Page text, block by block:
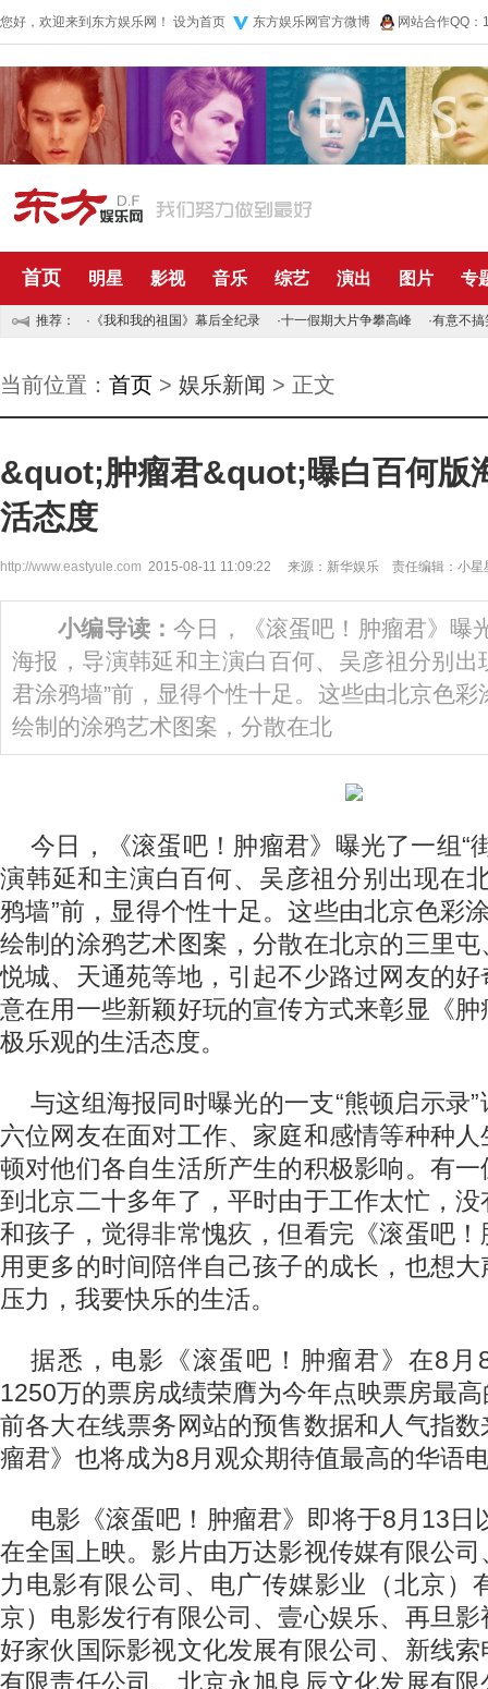
您好，欢迎来到东方娱乐网！ 设为首页 东方娱乐网官方微博 网站合作QQ
首页 明星 影视 音乐 综艺 演出 图片 专
推荐： · 《我和我的祖国》幕后全纪录 ·十一假期大片争攀高峰 ·有意不搞
当前位置： 首页 > 娱乐新闻 > 正文
&quot;肿瘤君&quot;曝白百何版
活态度
http://www.eastyule.com 2015-08-11 11:09:22 来源：新华娱乐 责任编辑：小星
小编导读：今日，《滚蛋吧！肿瘤君》曝
海报，导演韩延和主演白百何、吴彦祖分别出
君涂鸦墙”前，显得个性十足。这些由北京色
绘制的涂鸦艺术图案，分散在北
今日，《滚蛋吧！肿瘤君》曝光了一组“
演韩延和主演白百何、吴彦祖分别出现在
鸦墙”前，显得个性十足。这些由北京色彩
绘制的涂鸦艺术图案，分散在北京的三里
悦城、天通苑等地，引起不少路过网友的
意在用一些新颖好玩的宣传方式来彰显《
极乐观的生活态度。
与这组海报同时曝光的一支“熊顿启示录
六位网友在面对工作、家庭和感情等种种
顿对他们各自生活所产生的积极影响。有
到北京二十多年了，平时由于工作太忙，
和孩子，觉得非常愧疚，但看完《滚蛋吧
用更多的时间陪伴自己孩子的成长，也想
压力，我要快乐的生活。
据悉，电影《滚蛋吧！肿瘤君》在8月
1250万的票房成绩荣膺为今年点映票房最
前各大在线票务网站的预售数据和人气指
瘤君》也将成为8月观众期待值最高的华语
电影《滚蛋吧！肿瘤君》即将于8月13日
在全国上映。影片由万达影视传媒有限公
力电影有限公司、电广传媒影业（北京）
京）电影发行有限公司、壹心娱乐、再旦
好家伙国际影视文化发展有限公司、新线
有限责任公司、北京永旭良辰文化发展有